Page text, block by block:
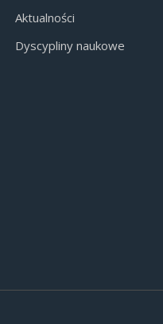
Aktualności
Dyscypliny naukowe